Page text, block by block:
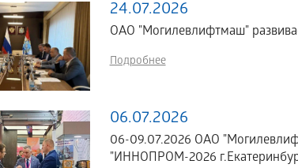
24.07.2026
ОАО "Могилевлифтмаш"
Подробнее
06.07.2026
06-09.07.2026 ОАО
"ИННОПРОМ-2026